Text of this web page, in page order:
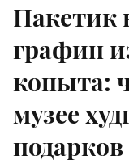
Пакетик
графин
копыта:
музее
подарков